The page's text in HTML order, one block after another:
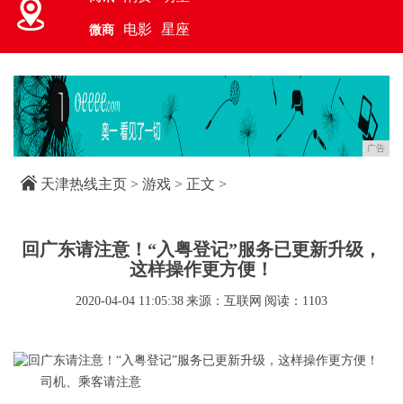
微商 电影 星座
广告
天津热线主页 > 游戏 > 正文 >
回广东请注意！“入粤登记”服务已更新升级，
这样操作更方便！
2020-04-04 11:05:38 来源：互联网 阅读：1103
司机、乘客请注意